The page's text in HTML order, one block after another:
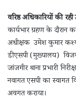
वरिष्ठ अधिकारियों की
कार्यभार ग्रहण के दौरान
अधीक्षक उमेश कुमार
डीएसपी (मुख्यालय) विजय
जांजगीर थाना प्रभारी
नवागत एसपी का
अवगत कराया।